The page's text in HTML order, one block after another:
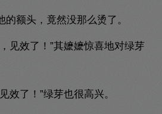
的额头，竟然没那么烫了。
见效了！”其嬷嬷惊喜地对绿芽
效了！”绿芽也很高兴。